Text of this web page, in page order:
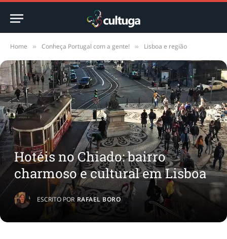
Home » Conheça Portugal com a gente! » Lisboa e região
Hotéis no Chiado: bairro
charmoso e cultural em Lisboa
ESCRITO POR RAFAEL BORO